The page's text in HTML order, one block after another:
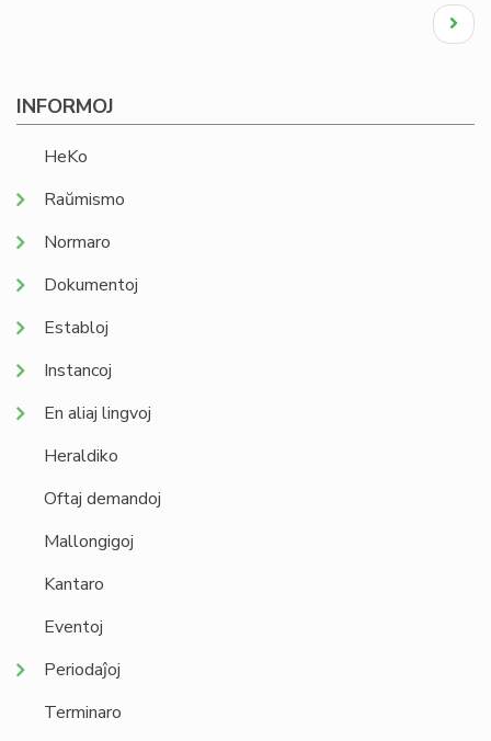
Next
page
INFORMOJ
HeKo
Raŭmismo
Normaro
Dokumentoj
Establoj
Instancoj
En aliaj lingvoj
Heraldiko
Oftaj demandoj
Mallongigoj
Kantaro
Eventoj
Periodaĵoj
Terminaro